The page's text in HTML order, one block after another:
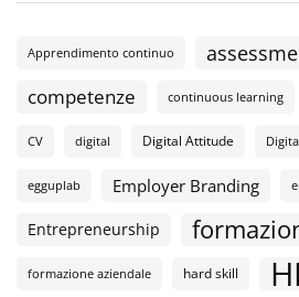
Apprendimento continuo
competenze continuous learning
CV digital Digital Attitude
egguplab Employer Branding
Entrepreneurship
formazione aziendale hard skill